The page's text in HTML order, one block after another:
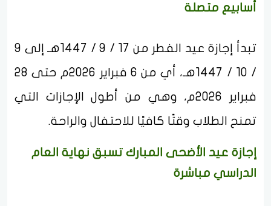
أسابيع متصلة
تبدأ إجازة عيد الفطر من 17 / 9 / 1447هـ إلى 9
/ 10 / 1447هـ، أي من 6 فبراير 2026م حتى 28
فبراير 2026م، وهي من أطول الإجازات التي
تمنح الطلاب وقتًا كافيًا للاحتفال والراحة.
إجازة عيد الأضحى المبارك تسبق نهاية العام
الدراسي مباشرة